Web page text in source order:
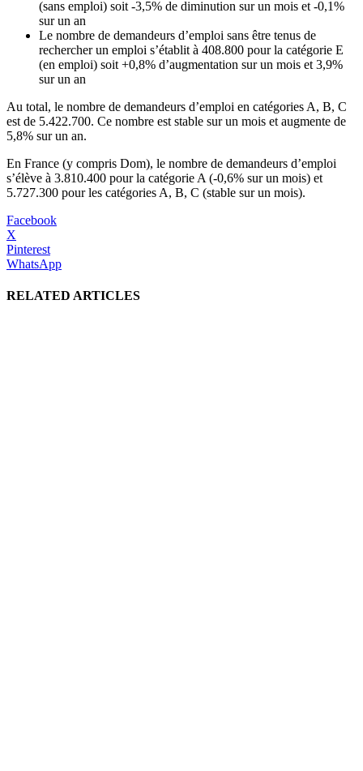
(sans emploi) soit -3,5% de diminution sur un mois et -0,1%
sur un an
Le nombre de demandeurs d’emploi sans être tenus de
rechercher un emploi s’établit à 408.800 pour la catégorie E
(en emploi) soit +0,8% d’augmentation sur un mois et 3,9%
sur un an
Au total, le nombre de demandeurs d’emploi en catégories A, B, C
est de 5.422.700. Ce nombre est stable sur un mois et augmente de
5,8% sur un an.
En France (y compris Dom), le nombre de demandeurs d’emploi
s’élève à 3.810.400 pour la catégorie A (-0,6% sur un mois) et
5.727.300 pour les catégories A, B, C (stable sur un mois).
Facebook
X
Pinterest
WhatsApp
RELATED ARTICLES